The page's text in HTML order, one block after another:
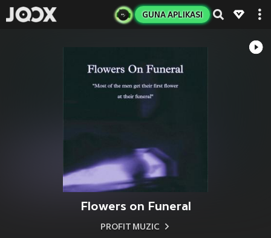
GUNA APLIKASI
Flowers on Funeral
PROFIT MUZIC